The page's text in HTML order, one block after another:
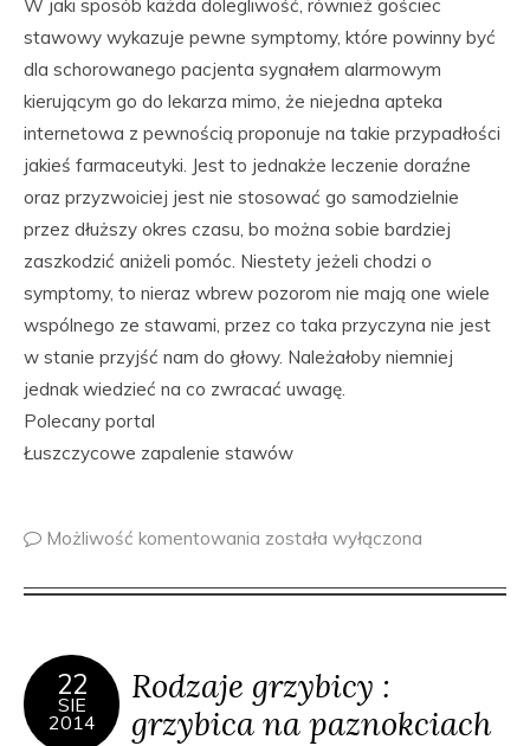
W jaki sposób każda dolegliwość, również gościec
stawowy wykazuje pewne symptomy, które powinny być
dla schorowanego pacjenta sygnałem alarmowym
kierującym go do lekarza mimo, że niejedna apteka
internetowa z pewnością proponuje na takie przypadłości
jakieś farmaceutyki. Jest to jednakże leczenie doraźne
oraz przyzwoiciej jest nie stosować go samodzielnie
przez dłuższy okres czasu, bo można sobie bardziej
zaszkodzić aniżeli pomóc. Niestety jeżeli chodzi o
symptomy, to nieraz wbrew pozorom nie mają one wiele
wspólnego ze stawami, przez co taka przyczyna nie jest
w stanie przyjść nam do głowy. Należałoby niemniej
jednak wiedzieć na co zwracać uwagę.
Polecany portal
Łuszczycowe zapalenie stawów
Możliwość komentowania została wyłączona
22
SIE
2014
Rodzaje grzybicy :
grzybica na paznokciach